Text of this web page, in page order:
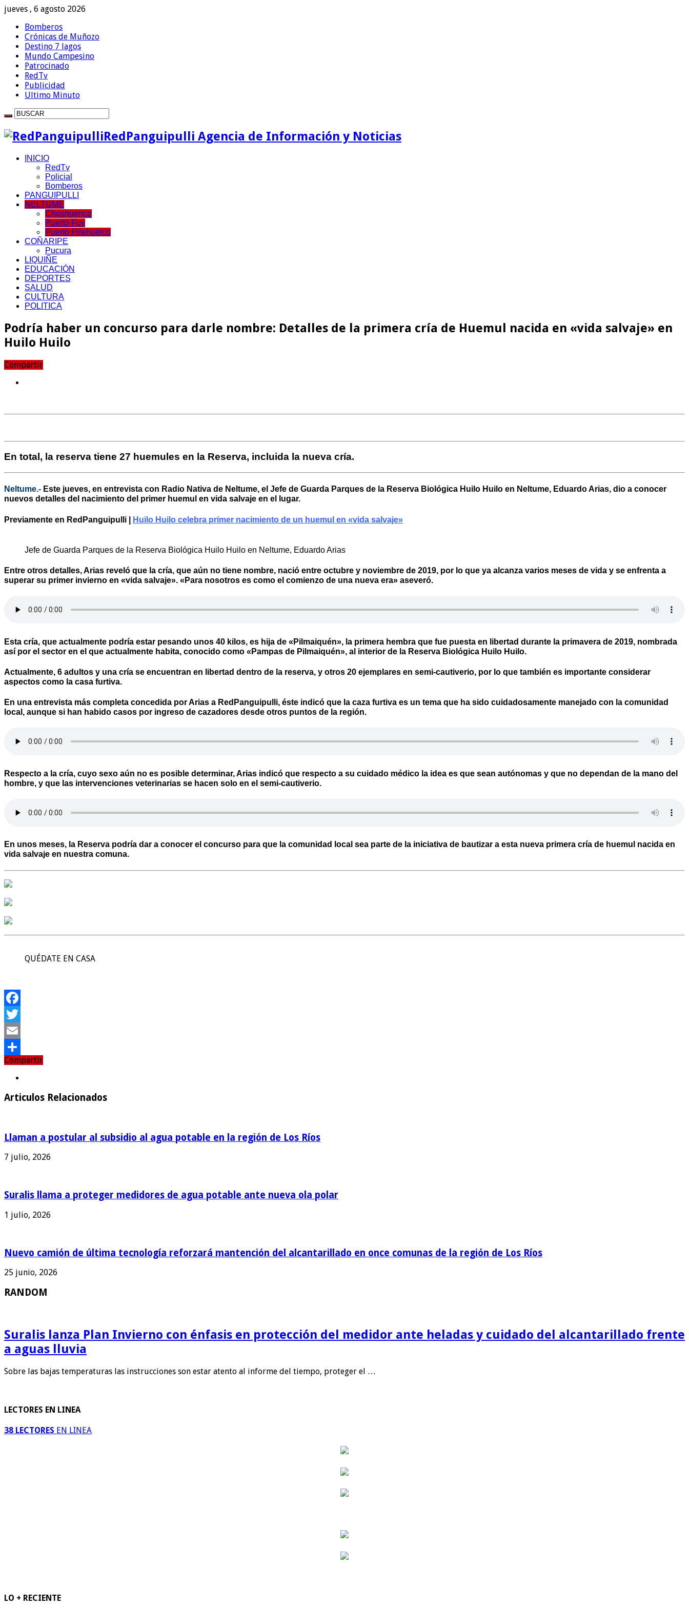
jueves , 6 agosto 2026
Bomberos
Crónicas de Muñozo
Destino 7 lagos
Mundo Campesino
Patrocinado
RedTv
Publicidad
Ultimo Minuto
RedPanguipulli Agencia de Información y Noticias
INICIO
RedTv
Policial
Bomberos
PANGUIPULLI
NELTUME
Choshuenco
Puerto Fuy
Puerto Pirehueico
COÑARIPE
Pucura
LIQUIÑE
EDUCACIÓN
DEPORTES
SALUD
CULTURA
POLITICA
Podría haber un concurso para darle nombre: Detalles de la primera cría de Huemul nacida en «vida salvaje» en
Huilo Huilo
Compartir
En total, la reserva tiene 27 huemules en la Reserva, incluida la nueva cría.
Neltume.- Este jueves, en entrevista con Radio Nativa de Neltume, el Jefe de Guarda Parques de la Reserva Biológica Huilo Huilo en Neltume, Eduardo Arias, dio a conocer
nuevos detalles del nacimiento del primer huemul en vida salvaje en el lugar.
Previamente en RedPanguipulli Huilo Huilo celebra primer nacimiento de un huemul en «vida salvaje»
Jefe de Guarda Parques de la Reserva Biológica Huilo Huilo en Neltume, Eduardo Arias
Entre otros detalles, Arias reveló que la cría, que aún no tiene nombre, nació entre octubre y noviembre de 2019, por lo que ya alcanza varios meses de vida y se enfrenta a
superar su primer invierno en «vida salvaje». «Para nosotros es como el comienzo de una nueva era» aseveró.
Esta cría, que actualmente podría estar pesando unos 40 kilos, es hija de «Pilmaiquén», la primera hembra que fue puesta en libertad durante la primavera de 2019, nombrada
así por el sector en el que actualmente habita, conocido como «Pampas de Pilmaiquén», al interior de la Reserva Biológica Huilo Huilo.
Actualmente, 6 adultos y una cría se encuentran en libertad dentro de la reserva, y otros 20 ejemplares en semi-cautiverio, por lo que también es importante considerar
aspectos como la casa furtiva.
En una entrevista más completa concedida por Arias a RedPanguipulli, éste indicó que la caza furtiva es un tema que ha sido cuidadosamente manejado con la comunidad
local, aunque si han habido casos por ingreso de cazadores desde otros puntos de la región.
Respecto a la cría, cuyo sexo aún no es posible determinar, Arias indicó que respecto a su cuidado médico la idea es que sean autónomas y que no dependan de la mano del
hombre, y que las intervenciones veterinarias se hacen solo en el semi-cautiverio.
En unos meses, la Reserva podría dar a conocer el concurso para que la comunidad local sea parte de la iniciativa de bautizar a esta nueva primera cría de huemul nacida en
vida salvaje en nuestra comuna.
QUÉDATE EN CASA
Facebook
Twitter
Email
Compartir
Compartir
Articulos Relacionados
Llaman a postular al subsidio al agua potable en la región de Los Ríos
7 julio, 2026
Suralis llama a proteger medidores de agua potable ante nueva ola polar
1 julio, 2026
Nuevo camión de última tecnología reforzará mantención del alcantarillado en once comunas de la región de Los Ríos
25 junio, 2026
RANDOM
Suralis lanza Plan Invierno con énfasis en protección del medidor ante heladas y cuidado del alcantarillado frente
a aguas lluvia
Sobre las bajas temperaturas las instrucciones son estar atento al informe del tiempo, proteger el …
LECTORES EN LINEA
38 LECTORES EN LINEA
LO + RECIENTE